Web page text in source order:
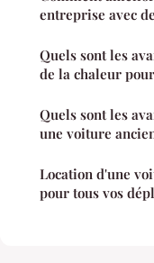
entreprise avec
Quels sont les
de la chaleur
Quels sont les
une voiture
Location d'une
pour tous vos